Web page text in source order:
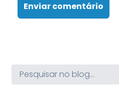
Enviar comentário